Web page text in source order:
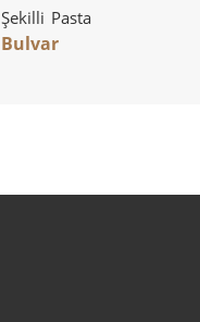
Şekilli Pasta
Bulvar